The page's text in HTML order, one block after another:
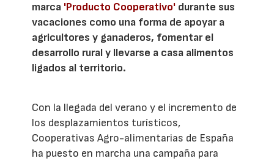
marca 'Producto Cooperativo' durante sus
vacaciones como una forma de apoyar a
agricultores y ganaderos, fomentar el
desarrollo rural y llevarse a casa alimentos
ligados al territorio.
Con la llegada del verano y el incremento de
los desplazamientos turísticos,
Cooperativas Agro-alimentarias de España
ha puesto en marcha una campaña para